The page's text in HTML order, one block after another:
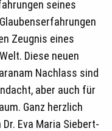
seines
Zeugnis eines
Diese neuen
Nachlass sind
aber auch für
Ganz herzlich
Eva Maria Siebert-